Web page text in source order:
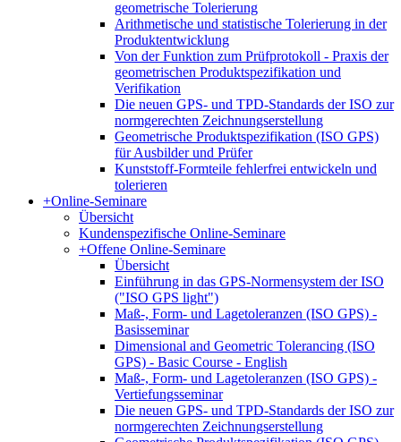
geometrische Tolerierung
Arithmetische und statistische Tolerierung in der
Produktentwicklung
Von der Funktion zum Prüfprotokoll - Praxis der
geometrischen Produktspezifikation und
Verifikation
Die neuen GPS- und TPD-Standards der ISO zur
normgerechten Zeichnungserstellung
Geometrische Produktspezifikation (ISO GPS)
für Ausbilder und Prüfer
Kunststoff-Formteile fehlerfrei entwickeln und
tolerieren
+Online-Seminare
Übersicht
Kundenspezifische Online-Seminare
+Offene Online-Seminare
Übersicht
Einführung in das GPS-Normensystem der ISO
("ISO GPS light")
Maß-, Form- und Lagetoleranzen (ISO GPS) -
Basisseminar
Dimensional and Geometric Tolerancing (ISO
GPS) - Basic Course - English
Maß-, Form- und Lagetoleranzen (ISO GPS) -
Vertiefungsseminar
Die neuen GPS- und TPD-Standards der ISO zur
normgerechten Zeichnungserstellung